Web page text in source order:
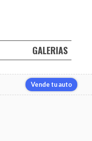
GALERIAS
Vende tu auto